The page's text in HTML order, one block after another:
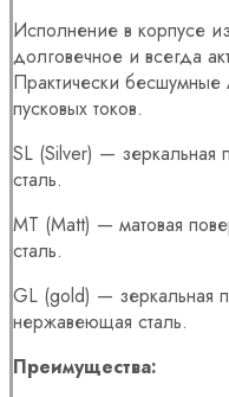
Исполнение в корпусе
долговечное и всегда
Практически бесшумные
пусковых токов.
SL (Silver) — зеркальная
сталь.
MT (Matt) — матовая
сталь.
GL (gold) — зеркальная
нержавеющая сталь.
Преимущества: